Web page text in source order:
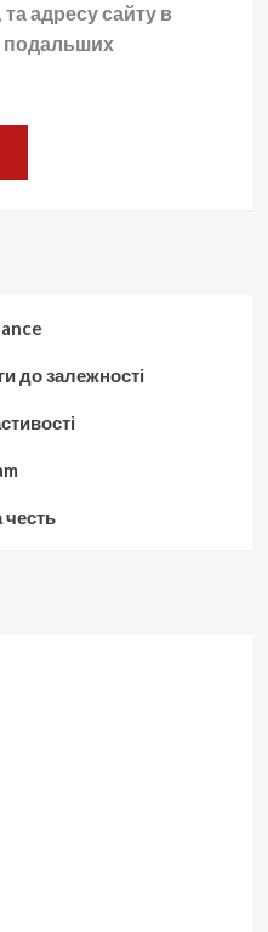
адресу сайту в
подальших
до залежності
честь